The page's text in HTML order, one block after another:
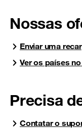
Nossas
Enviar uma
Ver os países
Precisa
Contatar o